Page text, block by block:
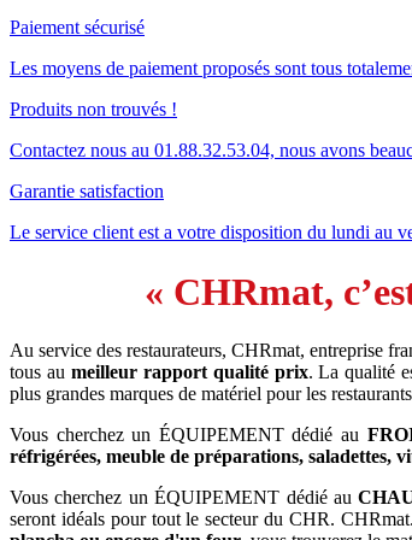
Paiement sécurisé
Les moyens de paiement proposés sont tous
Produits non trouvés !
Contactez nous au 01.88.32.53.04, nous avons
Garantie satisfaction
Le service client est a votre disposition du lundi au
« CHRmat,
Au service des restaurateurs, CHRmat, entreprise
tous au meilleur rapport qualité prix. La qualité
plus grandes marques de matériel pour les
Vous cherchez un ÉQUIPEMENT dédié au
réfrigérées, meuble de préparations, saladettes,
Vous cherchez un ÉQUIPEMENT dédié au
seront idéals pour tout le secteur du CHR.